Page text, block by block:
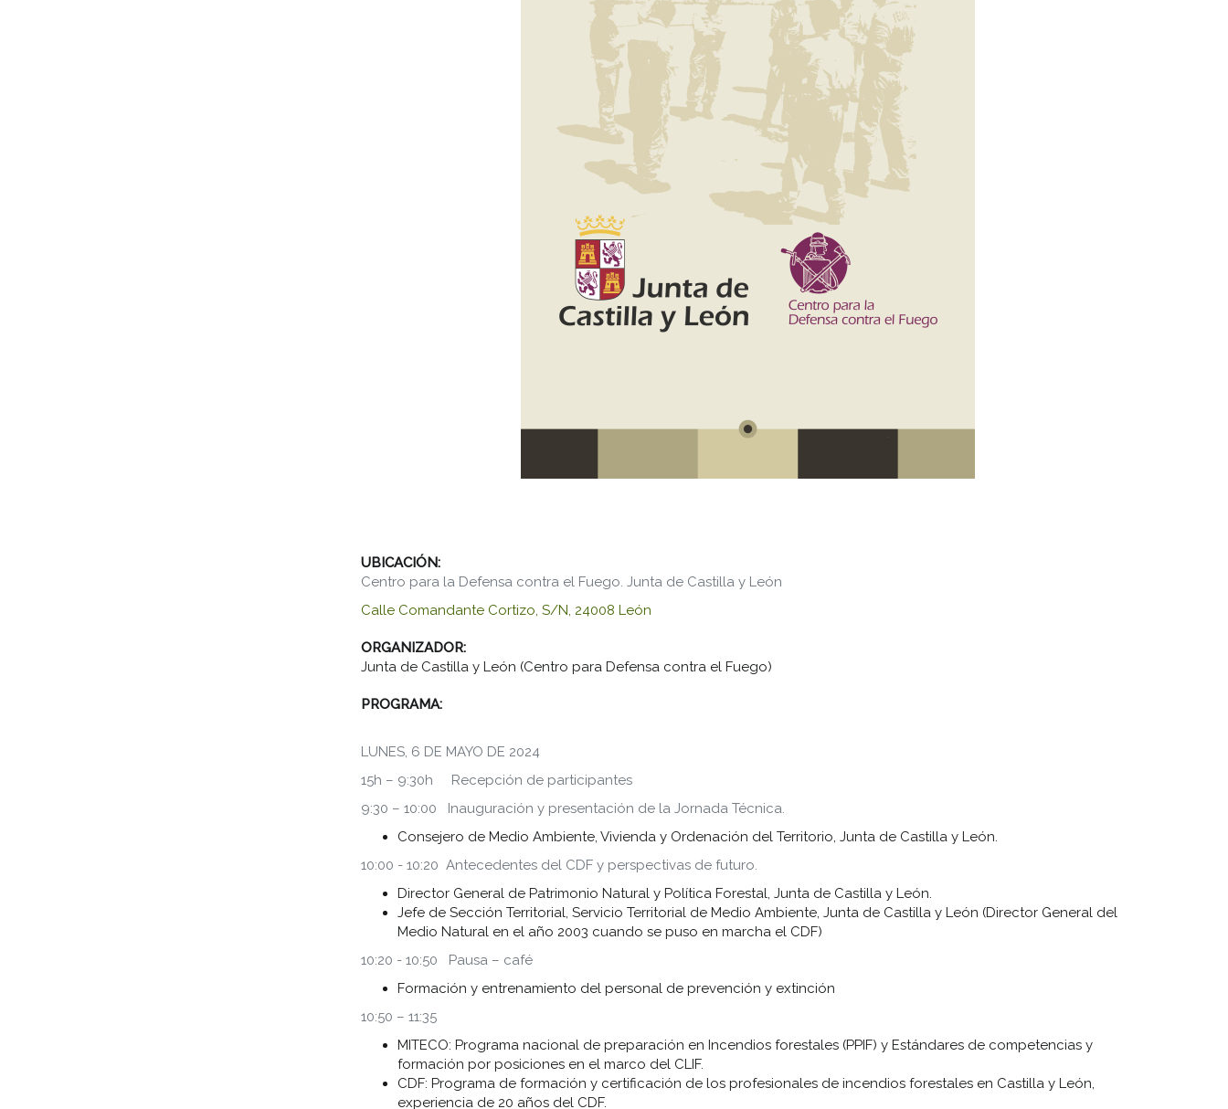
UBICACIÓN:
Centro para la Defensa contra el Fuego. Junta de Castilla y León
Calle Comandante Cortizo, S/N, 24008 León
ORGANIZADOR:
Junta de Castilla y León (Centro para Defensa contra el Fuego)
PROGRAMA:
LUNES, 6 DE MAYO DE 2024
15h – 9:30h Recepción de participantes
9:30 – 10:00 Inauguración y presentación de la Jornada Técnica.
Consejero de Medio Ambiente, Vivienda y Ordenación del Territorio, Junta de Castilla y León.
10:00 - 10:20 Antecedentes del CDF y perspectivas de futuro.
Director General de Patrimonio Natural y Política Forestal, Junta de Castilla y León.
Jefe de Sección Territorial, Servicio Territorial de Medio Ambiente, Junta de Castilla y León (Director General del
Medio Natural en el año 2003 cuando se puso en marcha el CDF)
10:20 - 10:50 Pausa – café
Formación y entrenamiento del personal de prevención y extinción
10:50 – 11:35
MITECO: Programa nacional de preparación en Incendios forestales (PPIF) y Estándares de competencias y
formación por posiciones en el marco del CLIF.
CDF: Programa de formación y certificación de los profesionales de incendios forestales en Castilla y León,
experiencia de 20 años del CDF.